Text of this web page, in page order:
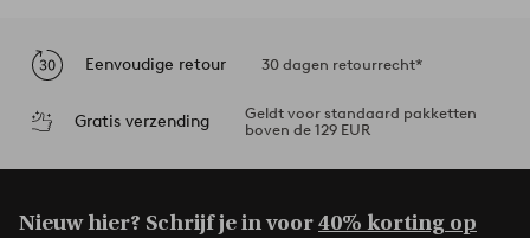
Eenvoudige retour 30 dagen retourrecht*
Gratis verzending
Geldt voor standaard pakketten
boven de 129 EUR
Nieuw hier? Schrijf je in voor40% korting op